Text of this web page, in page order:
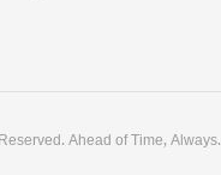
Ahead of Time, Always.